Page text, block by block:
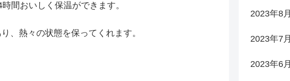
間おいしく保温ができます。
、熱々の状態を保ってくれます。
2023年8月
2023年7月
2023年6月